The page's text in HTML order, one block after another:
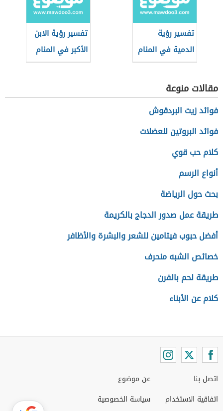
تفسير رؤية
الدمية في المنام
تفسير رؤية الابن
الأكبر في المنام
مقالات منوعة
فوائد زيت البردقوش
فوائد البروتين للعضلات
كلام حب قوي
أنواع الرسم
بحث حول الرياضة
طريقة عمل صدور الدجاج بالكريمة
أفضل حبوب فيتامين للشعر والبشرة والأظافر
خصائص الشبه منحرف
طريقة لحم بالفرن
كلام عن الأبناء
اتصل بنا
اتفاقية الاستخدام
عن موضوع
سياسة الخصوصية